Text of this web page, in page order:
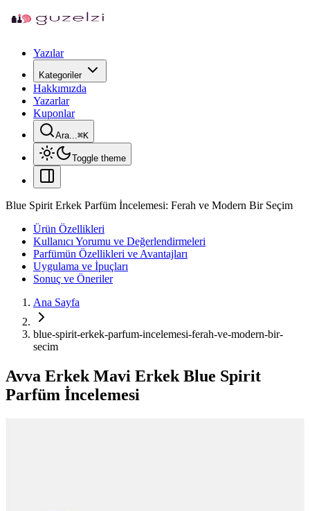
Yazılar
Kategoriler
Hakkımızda
Yazarlar
Kuponlar
Ara...⌘K
Toggle theme
Blue Spirit Erkek Parfüm İncelemesi: Ferah ve Modern Bir Seçim
Ürün Özellikleri
Kullanıcı Yorumu ve Değerlendirmeleri
Parfümün Özellikleri ve Avantajları
Uygulama ve İpuçları
Sonuç ve Öneriler
Ana Sayfa
blue-spirit-erkek-parfum-incelemesi-ferah-ve-modern-bir-
secim
Avva Erkek Mavi Erkek Blue Spirit
Parfüm İncelemesi